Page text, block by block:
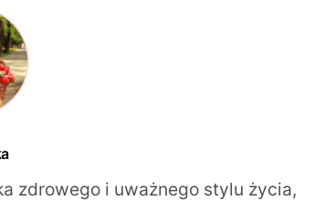
zdrowego i uważnego stylu życia,